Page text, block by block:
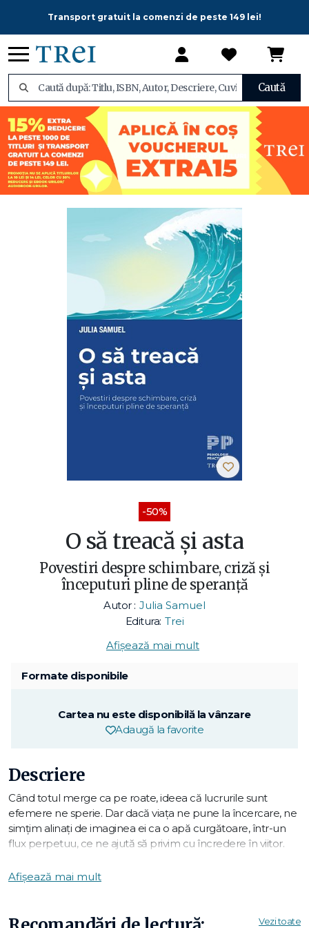
Transport gratuit la comenzi de peste 149 lei!
Caută
-50%
O să treacă și asta
Povestiri despre schimbare, criză și
începuturi pline de speranță
Autor : Julia Samuel
Editura: Trei
Afișează mai mult
Formate disponibile
Cartea nu este disponibilă la vânzare
Adaugă la favorite
Descriere
Când totul merge ca pe roate, ideea că lucrurile sunt
efemere ne sperie. Dar dacă viața ne pune la încercare, ne
simțim alinați de imaginea ei ca o apă curgătoare, într-un
flux perpetuu, ce ne ajută să privim cu încredere în viitor.
Cele cinci teme pe care e structurată această carte -
se cere o continuă adaptare. Ce faci când ai de ales între
Afișează mai mult
Vezi toate